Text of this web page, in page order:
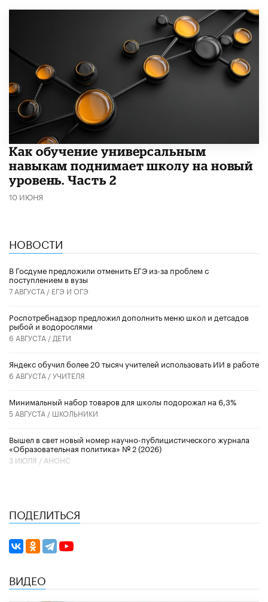
​Как обучение универсальным
навыкам поднимает школу на новый
уровень. Часть 2
10 ИЮНЯ
НОВОСТИ
В Госдуме предложили отменить ЕГЭ из-за проблем с
поступлением в вузы
7 АВГУСТА / ЕГЭ И ОГЭ
Роспотребнадзор предложил дополнить меню школ и детсадов
рыбой и водорослями
6 АВГУСТА / ДЕТИ
​Яндекс обучил более 20 тысяч учителей использовать ИИ в работе
6 АВГУСТА /УЧИТЕЛЯ
Минимальный набор товаров для школы подорожал на 6,3%
5 АВГУСТА / ШКОЛЬНИКИ
Вышел в свет новый номер научно-публицистического журнала
«Образовательная политика» № 2 (2026)
3 ИЮЛЯ / АНОНС
ПОДЕЛИТЬСЯ
ВИДЕО